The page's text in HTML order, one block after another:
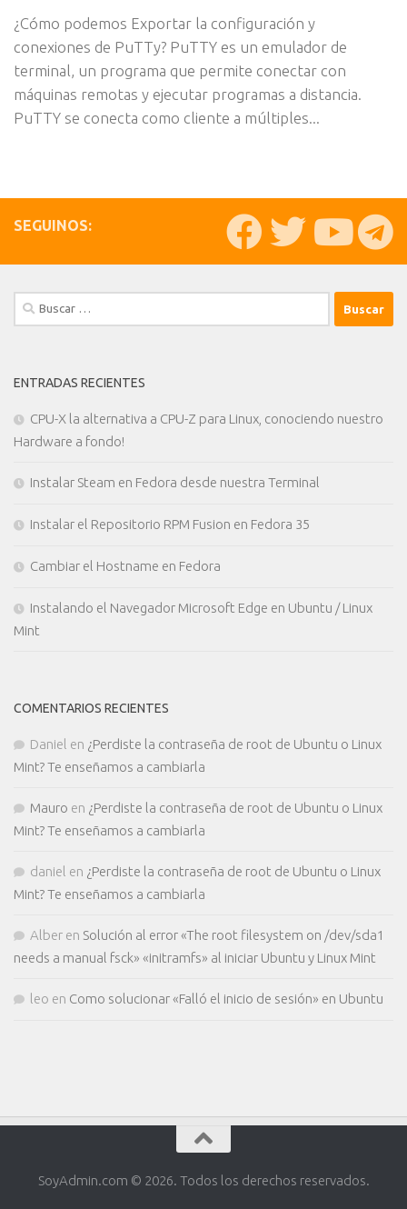
¿Cómo podemos Exportar la configuración y
conexiones de PuTTy? PuTTY es un emulador de
terminal, un programa que permite conectar con
máquinas remotas y ejecutar programas a distancia.
PuTTY se conecta como cliente a múltiples...
SEGUINOS:
Buscar:
ENTRADAS RECIENTES
CPU-X la alternativa a CPU-Z para Linux, conociendo nuestro
Hardware a fondo!
Instalar Steam en Fedora desde nuestra Terminal
Instalar el Repositorio RPM Fusion en Fedora 35
Cambiar el Hostname en Fedora
Instalando el Navegador Microsoft Edge en Ubuntu / Linux
Mint
COMENTARIOS RECIENTES
Daniel en ¿Perdiste la contraseña de root de Ubuntu o Linux
Mint? Te enseñamos a cambiarla
Mauro en ¿Perdiste la contraseña de root de Ubuntu o Linux
Mint? Te enseñamos a cambiarla
daniel en ¿Perdiste la contraseña de root de Ubuntu o Linux
Mint? Te enseñamos a cambiarla
Alber en Solución al error «The root filesystem on /dev/sda1
needs a manual fsck» «initramfs» al iniciar Ubuntu y Linux Mint
leo en Como solucionar «Falló el inicio de sesión» en Ubuntu
SoyAdmin.com © 2026. Todos los derechos reservados.